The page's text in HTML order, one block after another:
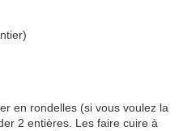
en rondelles (si vous voulez la
2 entières. Les faire cuire à